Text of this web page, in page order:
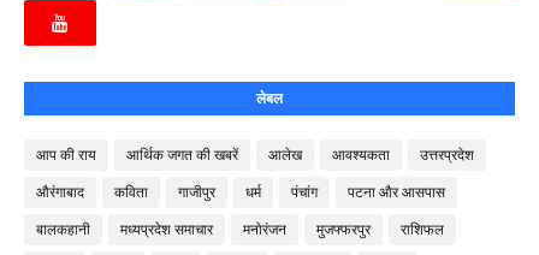
लेबल
आप की राय आर्थिक जगत की खबरें आलेख आवश्यकता
उत्तरप्रदेश
औरंगाबाद
कविता गाजीपुर धर्म पंचांग
पटना और आसपास
बालकहानी
मध्यप्रदेश समाचार मनोरंजन मुजफ्फरपुर
राशिफल